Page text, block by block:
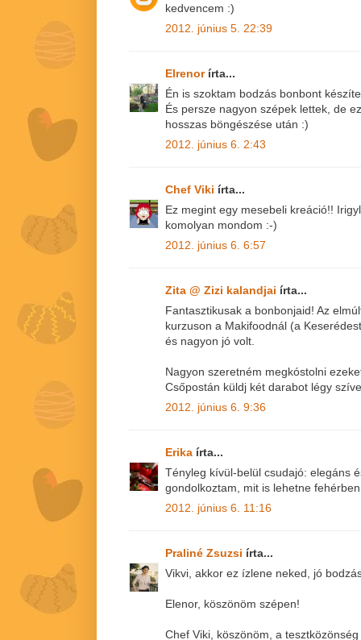
kedvencem :)
2012. június 5. 22:39
Elrenor írta...
Én is szoktam bodzás bonbont
És persze nagyon szépek lettek, de
hosszas böngészése után :)
2012. június 6. 2:43
Chef Viki írta...
Ez megint egy mesebeli kreáció!!
komolyan mondom :-)
2012. június 6. 6:57
Zita @ Zizi kalandjai írta...
Fantasztikusak a bonbonjaid! Az
kurzuson a Makifoodnál (a
és nagyon jó volt.
Nagyon szeretném megkóstolni
Csőpostán küldj két darabot légy
2012. június 6. 9:36
Erika írta...
Tényleg kívül-belül csudajó: elegáns
gondolkoztam, mit is lehetne
2012. június 6. 11:16
Praliné Zsuzsi írta...
Vikvi, akkor ez ízlene neked, jó
Elenor, köszönöm szépen!
Chef Viki, köszönöm, a